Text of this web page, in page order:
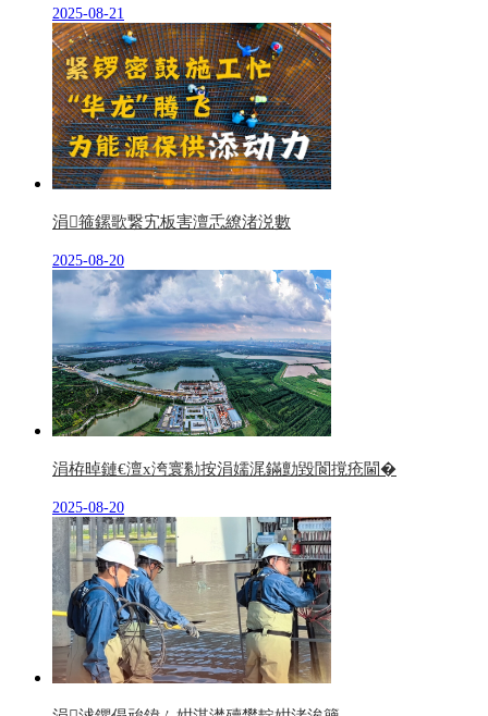
2025-08-21
涓箍鏍歌繋宄板害澶忎繚渚涚數
2025-08-20
涓栫晫鏈€澶х洿寰勬按涓嬬浘鏋勯毀閬撹疮閫�
2025-08-20